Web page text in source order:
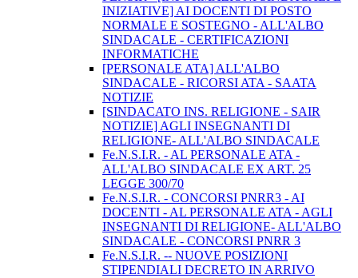
INIZIATIVE] AI DOCENTI DI POSTO
NORMALE E SOSTEGNO - ALL'ALBO
SINDACALE - CERTIFICAZIONI
INFORMATICHE
[PERSONALE ATA] ALL'ALBO
SINDACALE - RICORSI ATA - SAATA
NOTIZIE
[SINDACATO INS. RELIGIONE - SAIR
NOTIZIE] AGLI INSEGNANTI DI
RELIGIONE- ALL'ALBO SINDACALE
Fe.N.S.I.R. - AL PERSONALE ATA -
ALL'ALBO SINDACALE EX ART. 25
LEGGE 300/70
Fe.N.S.I.R. - CONCORSI PNRR3 - AI
DOCENTI - AL PERSONALE ATA - AGLI
INSEGNANTI DI RELIGIONE- ALL'ALBO
SINDACALE - CONCORSI PNRR 3
Fe.N.S.I.R. -- NUOVE POSIZIONI
STIPENDIALI DECRETO IN ARRIVO